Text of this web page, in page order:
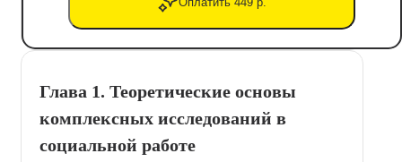
Глава 1. Теоретические основы
комплексных исследований в
социальной работе